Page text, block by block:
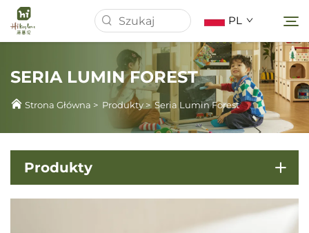
PL
O Nas
Produkty
SERIA LUMIN FOREST
Strona Główna > Produkty >Seria Lumin Forest
Produkty